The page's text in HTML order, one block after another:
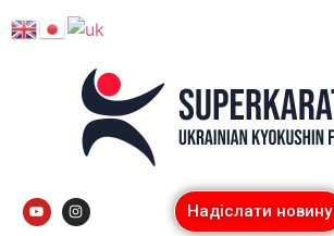
Надіслати новину